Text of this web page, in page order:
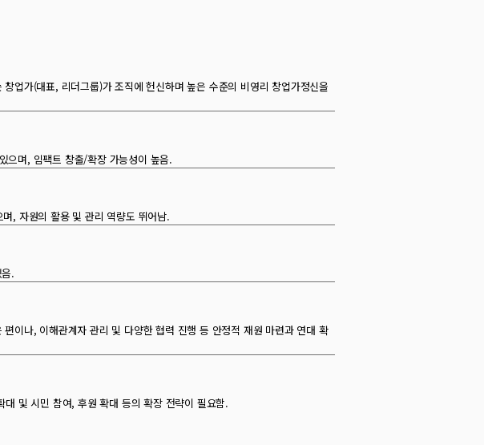
업가(대표, 리더그룹)가 조직에 헌신하며 높은 수준의 비영리 창업가정신을
으며, 임팩트 창출/확장 가능성이 높음.
, 자원의 활용 및 관리 역량도 뛰어남.
.
이나, 이해관계자 관리 및 다양한 협력 진행 등 안정적 재원 마련과 연대 확
및 시민 참여, 후원 확대 등의 확장 전략이 필요함.